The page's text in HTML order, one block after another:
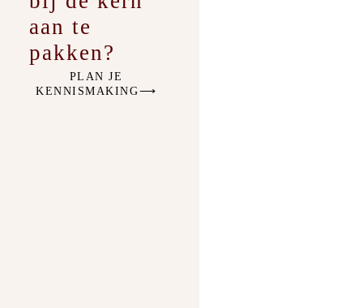
aan te
pakken?
PLAN JE
KENNISMAKING⟶